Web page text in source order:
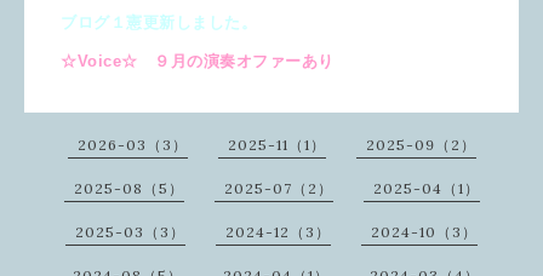
ブログ１憲更新しました。
☆Voice☆ ９月の演奏オファーあり
2026-03（3） 2025-11（1） 2025-09（2）
2025-08（5） 2025-07（2） 2025-04（1）
2025-03（3） 2024-12（3） 2024-10（3）